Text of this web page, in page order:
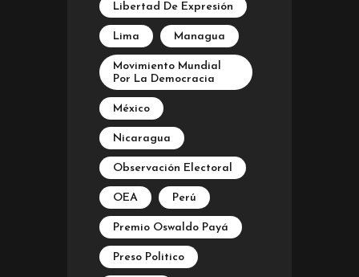
Libertad De Expresión
Lima Managua
Movimiento Mundial
Por La Democracia
México
Nicaragua
Observación Electoral
OEA Perú
Premio Oswaldo Payá
Preso Politico